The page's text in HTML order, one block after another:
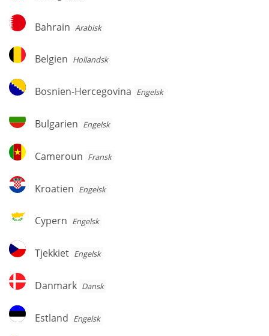
Bahrain
Bahrain Arabisk
Belgien
Belgien Hollandsk
Bosnien-
Hercegovina
Bosnien-Hercegovina Engelsk
Bulgarien
Bulgarien Engelsk
Cameroun
Cameroun Fransk
Kroatien
Kroatien Engelsk
Cypern
Cypern Engelsk
Tjekkiet
Tjekkiet Engelsk
Danmark
Danmark Dansk
Estland
Estland Engelsk